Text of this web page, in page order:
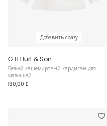
Добавить сразу
G.H.Hurt & Son
Белый кашемировый кардиган для
малышей
130,00 £